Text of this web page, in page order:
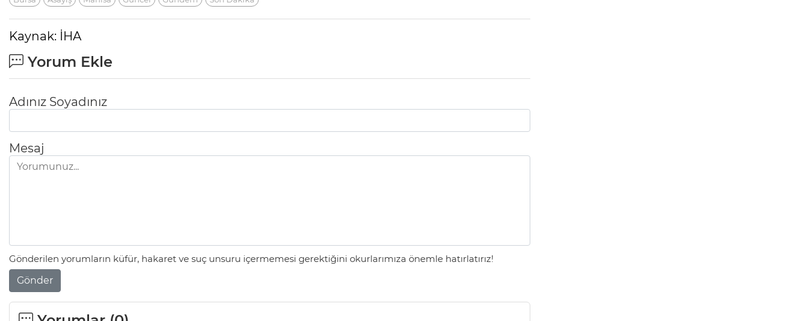
Kaynak: İHA
Yorum Ekle
Adınız Soyadınız
Mesaj
Gönderilen yorumların küfür, hakaret ve suç unsuru içermemesi gerektiğini okurlarımıza önemle hatırlatırız!
Gönder